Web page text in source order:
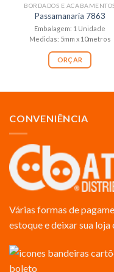
BORDADOS E
Passamanaria 7863
Embalagem: 1 Unidade
Medidas: 5mm x 10metros
ORÇAR
CONVENIÊNCIA
Várias formas de
estoque e deixar sua